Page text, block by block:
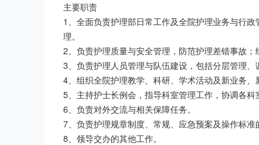
主要职责
1、全面负责护理部日常工作及全院护理业务与行
理。
2、负责护理质量与安全管理，防范护理差错事故
3、负责护理人员管理与队伍建设，包括分层管理
4、组织全院护理教学、科研、学术活动及新业务、
5、主持护士长例会，指导科室管理工作，协调各科
6、负责对外交流与相关保障任务。
7、负责护理规章制度、常规、应急预案及操作标准
8、领导交办的其他工作。